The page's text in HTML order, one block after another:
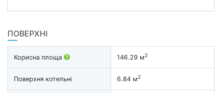
ПОВЕРХНІ
Корисна площа 146.29 м2
Поверхня котельні 6.84 м2